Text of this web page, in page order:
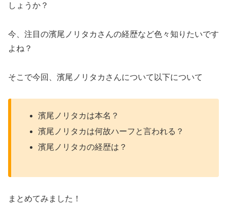
しょうか？
今、注目の濱尾ノリタカさんの経歴など色々知りたいです
よね？
そこで今回、濱尾ノリタカさんについて以下について
濱尾ノリタカは本名？
濱尾ノリタカは何故ハーフと言われる？
濱尾ノリタカの経歴は？
まとめてみました！